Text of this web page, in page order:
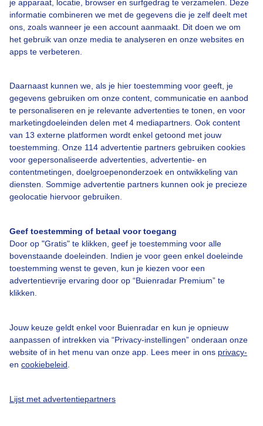
je apparaat, locatie, browser en surfgedrag te verzamelen. Deze
informatie combineren we met de gegevens die je zelf deelt met
ons, zoals wanneer je een account aanmaakt. Dit doen we om
het gebruik van onze media te analyseren en onze websites en
apps te verbeteren.
Daarnaast kunnen we, als je hier toestemming voor geeft, je
gegevens gebruiken om onze content, communicatie en aanbod
te personaliseren en je relevante advertenties te tonen, en voor
marketingdoeleinden delen met 4 mediapartners. Ook content
van 13 externe platformen wordt enkel getoond met jouw
toestemming. Onze 114 advertentie partners gebruiken cookies
voor gepersonaliseerde advertenties, advertentie- en
contentmetingen, doelgroepenonderzoek en ontwikkeling van
diensten. Sommige advertentie partners kunnen ook je precieze
geolocatie hiervoor gebruiken.
Geef toestemming of betaal voor toegang
Door op "Gratis" te klikken, geef je toestemming voor alle
bovenstaande doeleinden. Indien je voor geen enkel doeleinde
toestemming wenst te geven, kun je kiezen voor een
advertentievrije ervaring door op “Buienradar Premium” te
klikken.
Jouw keuze geldt enkel voor Buienradar en kun je opnieuw
aanpassen of intrekken via “Privacy-instellingen” onderaan onze
website of in het menu van onze app. Lees meer in ons privacy-
en cookiebeleid
Lijst met advertentiepartners
Over Buienradar
Bedrijfsgegevens
Contact
Toegankelijkheid
Gebruikersvoorwaarden
Adverteren
Privacy beleid
Cookie beleid